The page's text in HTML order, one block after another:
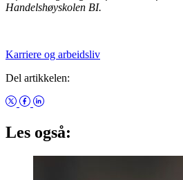
Handelshøyskolen BI.
Karriere og arbeidsliv
Del artikkelen:
Les også: